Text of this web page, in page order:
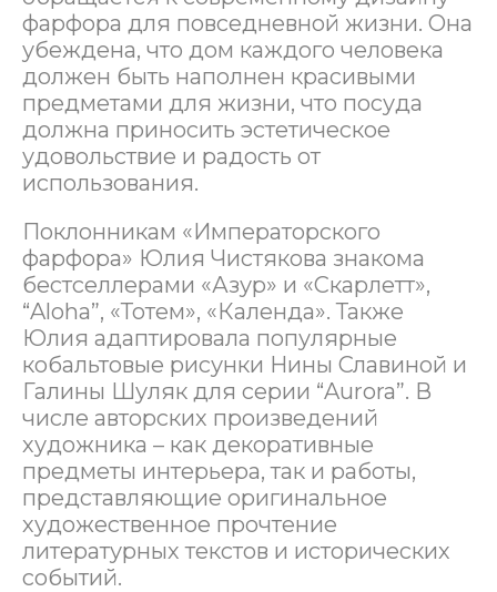
фарфора для повседневной жизни. Она
убеждена, что дом каждого человека
должен быть наполнен красивыми
предметами для жизни, что посуда
должна приносить эстетическое
удовольствие и радость от
использования.
Поклонникам «Императорского
фарфора» Юлия Чистякова знакома
бестселлерами «Азур» и «Скарлетт»,
“Aloha”, «Тотем», «Календа». Также
Юлия адаптировала популярные
кобальтовые рисунки Нины Славиной и
Галины Шуляк для серии “Aurora”. В
числе авторских произведений
художника – как декоративные
предметы интерьера, так и работы,
представляющие оригинальное
художественное прочтение
литературных текстов и исторических
событий.